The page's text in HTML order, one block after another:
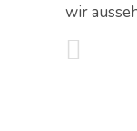
wir